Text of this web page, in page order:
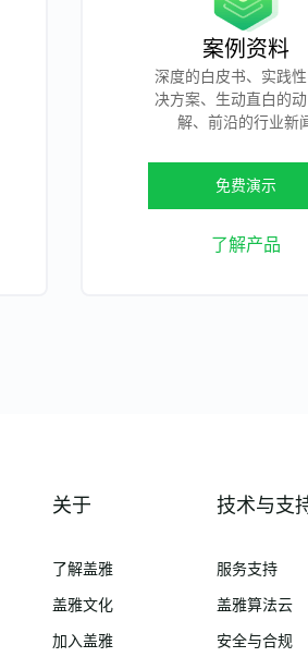
案例资料
深度的白皮书、实践
决方案、生动直白的
解、前沿的行业新
免费演示
了解产品
关于
了解盖雅
盖雅文化
加入盖雅
技术与支
服务支持
盖雅算法云
安全与合规